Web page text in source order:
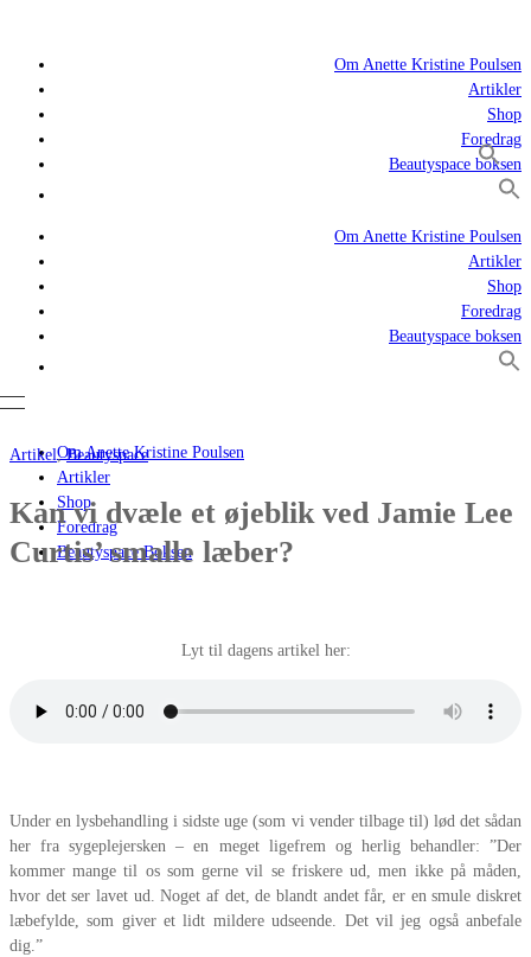
Om Anette Kristine Poulsen
Artikler
Shop
Foredrag
Beautyspace boksen
Om Anette Kristine Poulsen
Artikler
Shop
Foredrag
Beautyspace boksen
Om Anette Kristine Poulsen
Artikler
Shop
Foredrag
Beautyspace Boksen
Artikel,Beautyspace
Kan vi dvæle et øjeblik ved Jamie Lee
Curtis’ smalle læber?
Lyt til dagens artikel her:
Under en lysbehandling i sidste uge (som vi vender tilbage til) lød det sådan
her fra sygeplejersken – en meget ligefrem og herlig behandler: ”Der
kommer mange til os som gerne vil se friskere ud, men ikke på måden,
hvor det ser lavet ud. Noget af det, de blandt andet får, er en smule diskret
læbefylde, som giver et lidt mildere udseende. Det vil jeg også anbefale
dig.”